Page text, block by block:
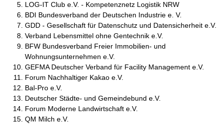
LOG-IT Club e.V. - Kompetenznetz Logistik NRW
BDI Bundesverband der Deutschen Industrie e. V.
GDD - Gesellschaft für Datenschutz und Datensicherheit e.V.
Verband Lebensmittel ohne Gentechnik e.V.
BFW Bundesverband Freier Immobilien- und
Wohnungsunternehmen e.V.
GEFMA Deutscher Verband für Facility Management e.V.
Forum Nachhaltiger Kakao e.V.
Bal-Pro e.V.
Deutscher Städte- und Gemeindebund e.V.
Forum Moderne Landwirtschaft e.V.
QM Milch e.V.